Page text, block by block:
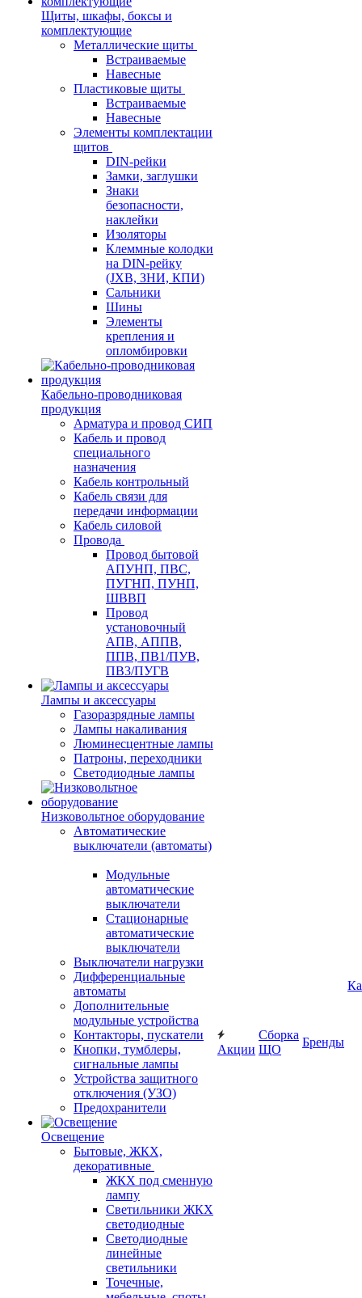
Щиты, шкафы, боксы и
комплектующие
Металлические щиты
Встраиваемые
Навесные
Пластиковые щиты
Встраиваемые
Навесные
Элементы комплектации
щитов
DIN-рейки
Замки, заглушки
Знаки
безопасности,
наклейки
Изоляторы
Клеммные колодки
на DIN-рейку
(JXB, ЗНИ, КПИ)
Сальники
Шины
Элементы
крепления и
опломбировки
Кабельно-проводниковая
продукция
Арматура и провод СИП
Кабель и провод
специального
назначения
Кабель контрольный
Кабель связи для
передачи информации
Кабель силовой
Провода
Провод бытовой
АПУНП, ПВС,
ПУГНП, ПУНП,
ШВВП
Провод
установочный
АПВ, АППВ,
ППВ, ПВ1/ПУВ,
ПВ3/ПУГВ
Лампы и аксессуары
Газоразрядные лампы
Лампы накаливания
Люминесцентные лампы
Патроны, переходники
Светодиодные лампы
Низковольтное оборудование
Автоматические
выключатели (автоматы)
Модульные
автоматические
выключатели
Стационарные
автоматические
выключатели
Выключатели нагрузки
Дифференциальные
автоматы
Дополнительные
модульные устройства
Контакторы, пускатели
Кнопки, тумблеры,
сигнальные лампы
Устройства защитного
отключения (УЗО)
Предохранители
Освещение
Бытовые, ЖКХ,
декоративные
ЖКХ под сменную
лампу
Светильники ЖКХ
светодиодные
Светодиодные
линейные
светильники
Точечные,
Акции
Сборка
ЩО
Бренды